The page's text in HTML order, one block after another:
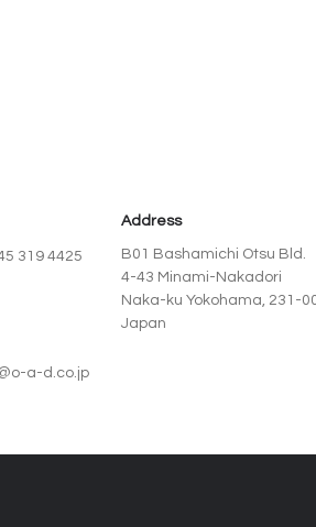
Address
319 4425
B01 Bashamichi Otsu Bld.
4-43 Minami-Nakadori
Naka-ku Yokohama, 231-
Japan
a-d.co.jp